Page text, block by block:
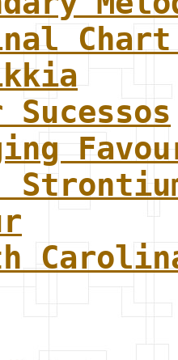
Chart
Sucessos